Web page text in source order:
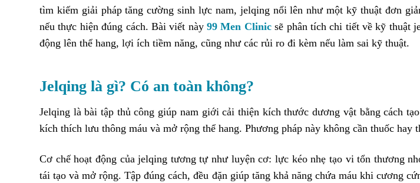
tìm kiếm giải pháp tăng cường sinh lực nam, jelqing nổi lên như một kỹ thuật đơn
nếu thực hiện đúng cách. Bài viết này99 Men Clinicsẽ phân tích chi tiết về kỹ thuật
động lên thể hang, lợi ích tiềm năng, cũng như các rủi ro đi kèm nếu làm sai kỹ thuật.
Jelqing là gì? Có an toàn không?
Jelqing là bài tập thủ công giúp nam giới cải thiện kích thước dương vật bằng cách
kích thích lưu thông máu và mở rộng thể hang. Phương pháp này không cần thuốc hay
Cơ chế hoạt động của jelqing tương tự như luyện cơ: lực kéo nhẹ tạo vi tổn thương
tái tạo và mở rộng. Tập đúng cách, đều đặn giúp tăng khả năng chứa máu khi cương